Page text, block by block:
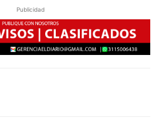
Publicidad